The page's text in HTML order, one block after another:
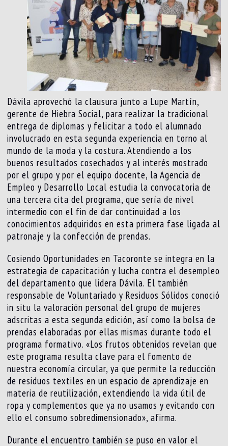
Dávila aprovechó la clausura junto a Lupe Martín,
gerente de Hiebra Social, para realizar la tradicional
entrega de diplomas y felicitar a todo el alumnado
involucrado en esta segunda experiencia en torno al
mundo de la moda y la costura. Atendiendo a los
buenos resultados cosechados y al interés mostrado
por el grupo y por el equipo docente, la Agencia de
Empleo y Desarrollo Local estudia la convocatoria de
una tercera cita del programa, que sería de nivel
intermedio con el fin de dar continuidad a los
conocimientos adquiridos en esta primera fase ligada al
patronaje y la confección de prendas.
Cosiendo Oportunidades en Tacoronte se integra en la
estrategia de capacitación y lucha contra el desempleo
del departamento que lidera Dávila. El también
responsable de Voluntariado y Residuos Sólidos conoció
in situ la valoración personal del grupo de mujeres
adscritas a esta segunda edición, así como la bolsa de
prendas elaboradas por ellas mismas durante todo el
programa formativo. «Los frutos obtenidos revelan que
este programa resulta clave para el fomento de
nuestra economía circular, ya que permite la reducción
de residuos textiles en un espacio de aprendizaje en
materia de reutilización, extendiendo la vida útil de
ropa y complementos que ya no usamos y evitando con
ello el consumo sobredimensionado», afirma.
Durante el encuentro también se puso en valor el